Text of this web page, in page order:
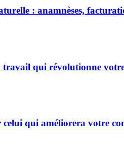
: anamnèses,
travail qui révolutionne
qui améliorera votre